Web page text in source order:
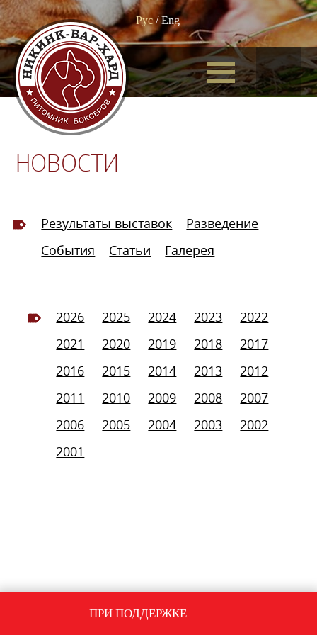
Рус/Eng
НОВОСТИ
Результаты выставок
Разведение
События
Статьи Галерея
2026 2025 2024 2023
2022
2021
2020 2019 2018
2017
2016
2015 2014 2013
2012
2011
2010 2009 2008
2007
2006
2005 2004 2003
2002
2001
ПРИ ПОДДЕРЖКЕ